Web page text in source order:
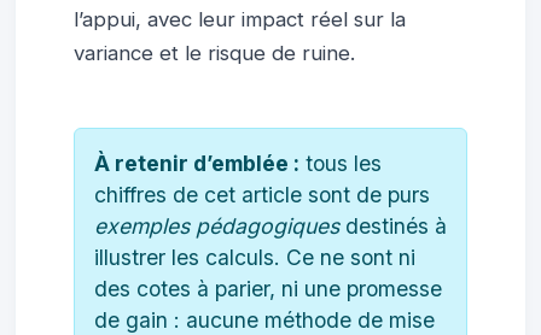
l’appui, avec leur impact réel sur la
variance et le risque de ruine.
À retenir d’emblée : tous les
chiffres de cet article sont de purs
exemples pédagogiquesdestinés à
illustrer les calculs. Ce ne sont ni
des cotes à parier, ni une promesse
de gain : aucune méthode de mise